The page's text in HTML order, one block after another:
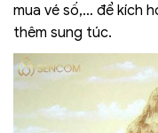
mua vé số,… để kích
thêm sung túc.